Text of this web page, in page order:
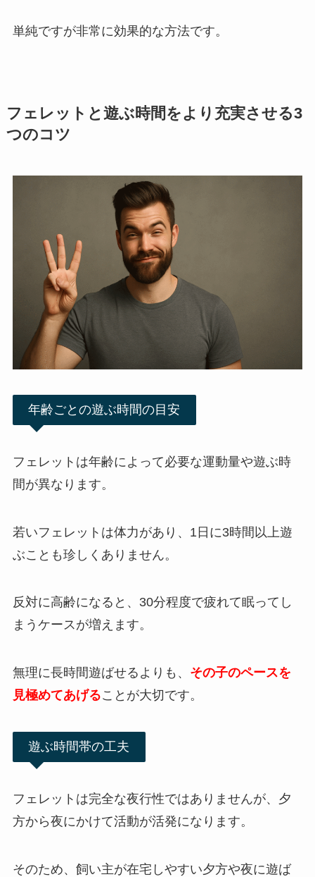
単純ですが非常に効果的な方法です。
フェレットと遊ぶ時間をより充実させる3
つのコツ
年齢ごとの遊ぶ時間の目安
フェレットは年齢によって必要な運動量や遊ぶ時
間が異なります。
若いフェレットは体力があり、1日に3時間以上遊
ぶことも珍しくありません。
反対に高齢になると、30分程度で疲れて眠ってし
まうケースが増えます。
無理に長時間遊ばせるよりも、 その子のペースを
見極めてあげることが大切です。
遊ぶ時間帯の工夫
フェレットは完全な夜行性ではありませんが、夕
方から夜にかけて活動が活発になります。
そのため、飼い主が在宅しやすい夕方や夜に遊ば